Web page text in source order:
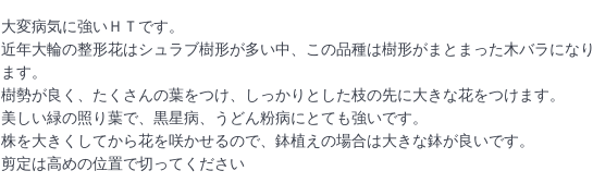
大変病気に強いＨＴです。
近年大輪の整形花はシュラブ樹形が多い中、この品種は樹形がまとまった木バラになり
ます。
樹勢が良く、たくさんの葉をつけ、しっかりとした枝の先に大きな花をつけます。
美しい緑の照り葉で、黒星病、うどん粉病にとても強いです。
株を大きくしてから花を咲かせるので、鉢植えの場合は大きな鉢が良いです。
剪定は高めの位置で切ってください